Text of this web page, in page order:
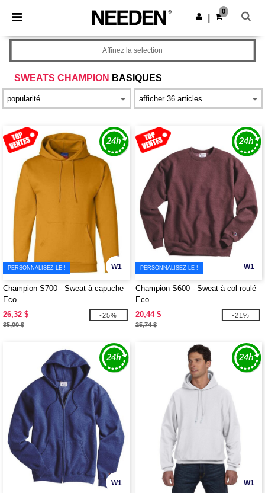
× Appli Needen
Meilleurs prix sur l’app !
Obtenir l'appli
0
SWEATS CHAMPION BASIQUES
Affinez la selection
W1
PERSONNALISEZ-LE !
Champion S700 - Sweat à capuche
Eco
26,32 $
35,00 $
-25%
W1
PERSONNALISEZ-LE !
Champion S600 - Sweat à col roulé
Eco
20,44 $
25,74 $
-21%
W1 W1